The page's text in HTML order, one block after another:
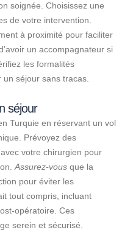
soignée. Choisissez une
de votre intervention.
à proximité pour faciliter
un accompagnateur si
les formalités
séjour sans tracas.
séjour
Turquie en réservant un vol
Prévoyez des
votre chirurgien pour
Assurez-vous que la
pour éviter les
tout compris, incluant
opératoire. Ces
serein et sécurisé.